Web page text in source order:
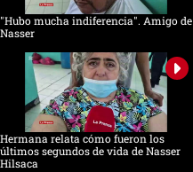
"Hubo mucha indiferencia". Amigo de
Nasser
Hermana relata cómo fueron los
últimos segundos de vida de Nasser
Hilsaca